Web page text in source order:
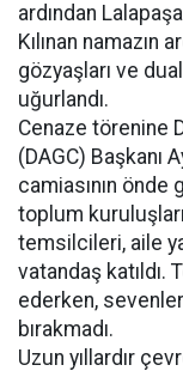
ardından
Kılınan namazın
gözyaşları ve
uğurlandı.
Cenaze törenine
(DAGC) Başkanı
camiasının
toplum
temsilcileri, aile
vatandaş katıldı.
ederken,
bırakmadı.
Uzun yıllardır